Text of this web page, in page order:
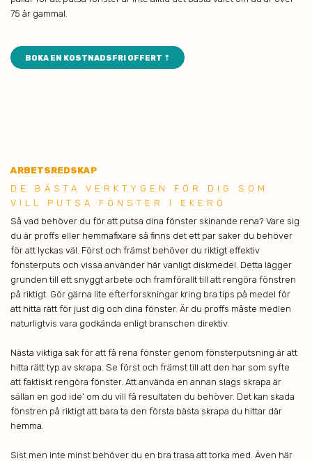
75 år gammal.
BOKA EN KOSTNADSFRI OFFERT ⇡
ARBETSREDSKAP
DE B ÄSTA VERKTYGEN FÖR DIG SOM
VILL PUTSA FÖNSTER I EKERÖ
Så vad behöver du för att putsa dina fönster skinande rena? Vare sig
du är proffs eller hemmafixare så finns det ett par saker du behöver
för att lyckas väl. Först och främst behöver du riktigt effektiv
fönsterputs och vissa använder här vanligt diskmedel. Detta lägger
grunden till ett snyggt arbete och framförallt till att rengöra fönstren
på riktigt. Gör gärna lite efterforskningar kring bra tips på medel för
att hitta rätt för just dig och dina fönster. Är du proffs måste medlen
naturligtvis vara godkända enligt branschen direktiv.
Nästa viktiga sak för att få rena fönster genom fönsterputsning är att
hitta rätt typ av skrapa. Se först och främst till att den har som syfte
att faktiskt rengöra fönster. Att använda en annan slags skrapa är
sällan en god ide’ om du vill få resultaten du behöver. Det kan skada
fönstren på riktigt att bara ta den första bästa skrapa du hittar där
hemma.
Sist men inte minst behöver du en bra trasa att torka med. Även här